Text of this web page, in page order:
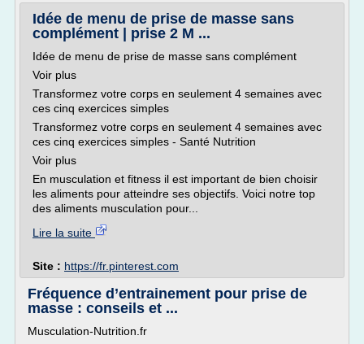
Idée de menu de prise de masse sans
complément | prise 2 M ...
Idée de menu de prise de masse sans complément
Voir plus
Transformez votre corps en seulement 4 semaines avec
ces cinq exercices simples
Transformez votre corps en seulement 4 semaines avec
ces cinq exercices simples - Santé Nutrition
Voir plus
En musculation et fitness il est important de bien choisir
les aliments pour atteindre ses objectifs. Voici notre top
des aliments musculation pour...
Lire la suite
Site : https://fr.pinterest.com
Fréquence d’entrainement pour prise de
masse : conseils et ...
Musculation-Nutrition.fr